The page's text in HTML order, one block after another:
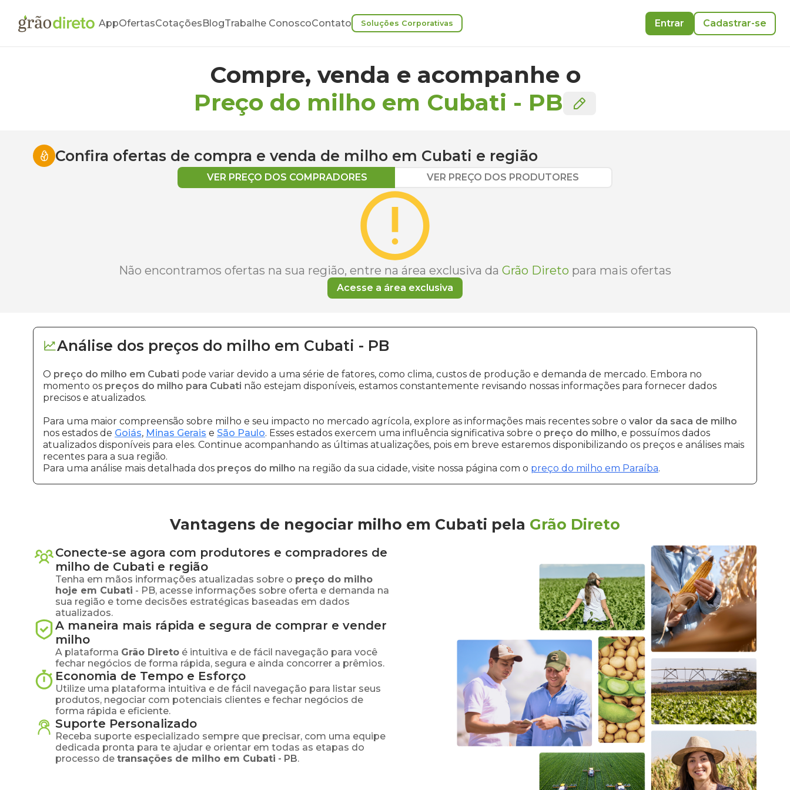
AppOfertasCotaçõesBlogTrabalhe ConoscoContato Soluções Corporativas Entrar Cadastrar-se
Compre, venda e acompanhe o
Preço do milho em Cubati - PB
Confira ofertas de compra e venda de milho em Cubati e região
VER PREÇO DOS COMPRADORES VER PREÇO DOS PRODUTORES
Não encontramos ofertas na sua região, entre na área exclusiva da Grão Direto para mais ofertas
Acesse a área exclusiva
Análise dos preços do milho em Cubati - PB
O preço do milho em Cubati pode variar devido a uma série de fatores, como clima, custos de produção e demanda de mercado. Embora no
momento os preços do milho para Cubati não estejam disponíveis, estamos constantemente revisando nossas informações para fornecer dados
precisos e atualizados.
Para uma maior compreensão sobre milho e seu impacto no mercado agrícola, explore as informações mais recentes sobre o valor da saca de milho
nos estados de Goiás, Minas Gerais e São Paulo. Esses estados exercem uma influência significativa sobre o preço do milho, e possuímos dados
atualizados disponíveis para eles. Continue acompanhando as últimas atualizações, pois em breve estaremos disponibilizando os preços e análises mais
recentes para a sua região.
Para uma análise mais detalhada dos preços do milho na região da sua cidade, visite nossa página com o preço do milho em Paraíba.
Vantagens de negociar milho em Cubati pela Grão Direto
Conecte-se agora com produtores e compradores de
milho de Cubati e região
Tenha em mãos informações atualizadas sobre o preço do milho
hoje em Cubati - PB, acesse informações sobre oferta e demanda na
sua região e tome decisões estratégicas baseadas em dados
atualizados.
A maneira mais rápida e segura de comprar e vender
milho
A plataforma Grão Direto é intuitiva e de fácil navegação para você
fechar negócios de forma rápida, segura e ainda concorrer a prêmios.
Economia de Tempo e Esforço
Utilize uma plataforma intuitiva e de fácil navegação para listar seus
produtos, negociar com potenciais clientes e fechar negócios de
forma rápida e eficiente.
Suporte Personalizado
Receba suporte especializado sempre que precisar, com uma equipe
dedicada pronta para te ajudar e orientar em todas as etapas do
processo de transações de milho em Cubati - PB.